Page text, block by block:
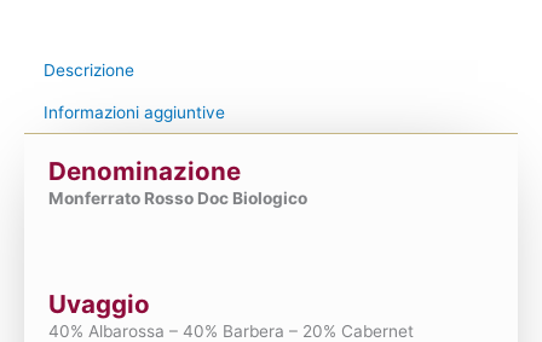
Descrizione
Informazioni aggiuntive
Denominazione
Monferrato Rosso Doc Biologico
Uvaggio
40% Albarossa – 40% Barbera – 20% Cabernet